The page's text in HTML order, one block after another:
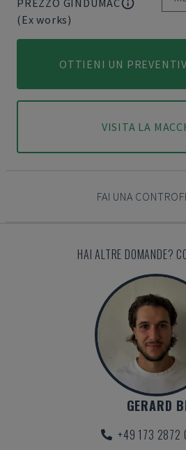
PREZZO GINDUMAC
(Ex works)
OTTIENI UN
VISITA LA
FAI UNA
HAI ALTRE DOMANDE?
GERARD
+49 173 2872